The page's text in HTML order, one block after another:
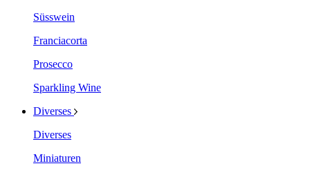
Süsswein
Franciacorta
Prosecco
Sparkling Wine
Diverses
Diverses
Miniaturen